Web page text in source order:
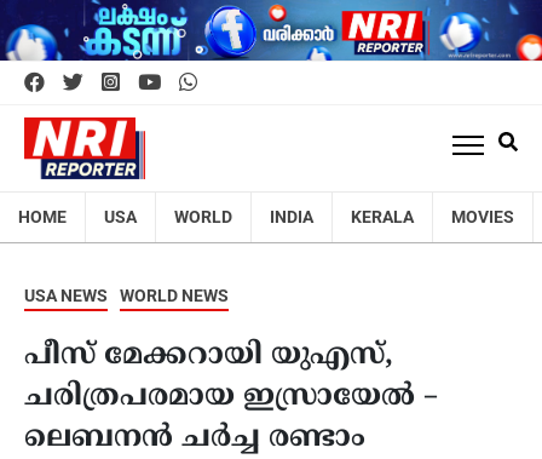
HOME USA WORLD INDIA KERALA MOVIES
USA NEWS WORLD NEWS
പീസ് മേക്കറായി യുഎസ്,
ചരിത്രപരമായ ഇസ്രായേൽ –
ലെബനൻ ചർച്ച രണ്ടാം